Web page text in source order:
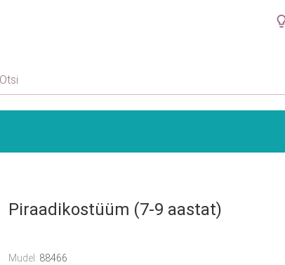
Piraadikostüüm (7-9 aastat)
Mudel: 88466